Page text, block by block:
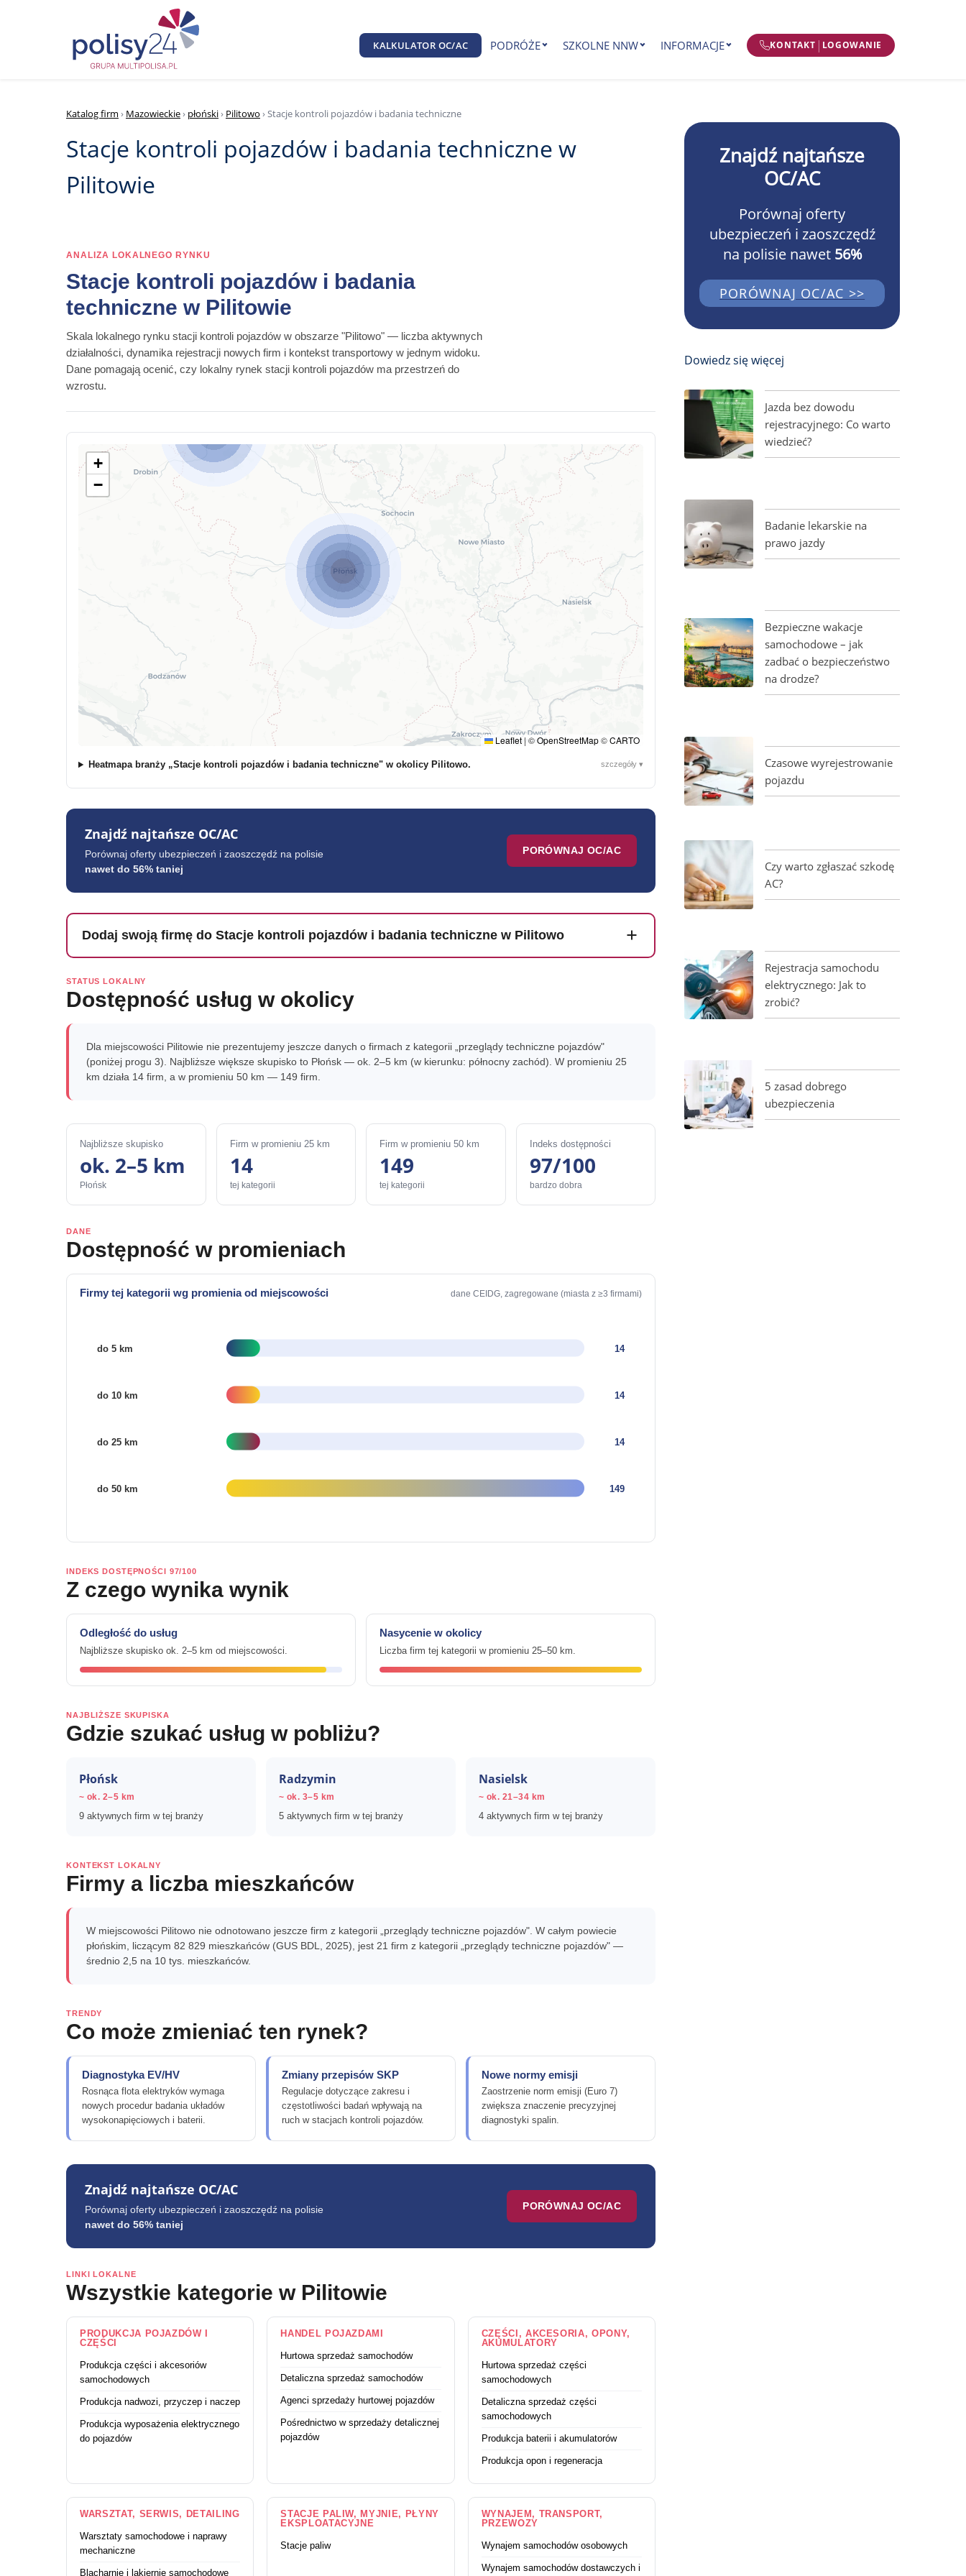
KALKULATOR OC/AC PODRÓŻE SZKOLNE NNW INFORMACJE KONTAKT | LOGOWANIE
Katalog firm › Mazowieckie› płoński› Pilitowo › Stacje kontroli pojazdów i badania techniczne
Stacje kontroli pojazdów i badania techniczne w
Pilitowie
ANALIZA LOKALNEGO RYNKU
Stacje kontroli pojazdów i badania
techniczne w Pilitowie
Skala lokalnego rynku stacji kontroli pojazdów w obszarze "Pilitowo" — liczba aktywnych
działalności, dynamika rejestracji nowych firm i kontekst transportowy w jednym widoku.
Dane pomagają ocenić, czy lokalny rynek stacji kontroli pojazdów ma przestrzeń do
wzrostu.
+
−
Leaflet | ©OpenStreetMap©CARTO
Heatmapa branży „Stacje kontroli pojazdów i badania techniczne" w okolicy Pilitowo. szczegóły ▾
Znajdź najtańsze OC/AC
Porównaj oferty ubezpieczeń i zaoszczędź na polisie
nawet do 56% taniej
PORÓWNAJ OC/AC
Dodaj swoją firmę do Stacje kontroli pojazdów i badania techniczne w Pilitowo
STATUS LOKALNY
Dostępność usług w okolicy
Dla miejscowości Pilitowie nie prezentujemy jeszcze danych o firmach z kategorii „przeglądy techniczne pojazdów"
(poniżej progu 3). Najbliższe większe skupisko to Płońsk — ok. 2–5 km (w kierunku: północny zachód). W promieniu 25
km działa 14 firm, a w promieniu 50 km — 149 firm.
Najbliższe skupisko
ok. 2–5 km
Płońsk
Firm w promieniu 25 km
14
tej kategorii
Firm w promieniu 50 km
149
tej kategorii
Indeks dostępności
97/100
bardzo dobra
DANE
Dostępność w promieniach
Firmy tej kategorii wg promienia od miejscowości dane CEIDG, zagregowane (miasta z ≥3 firmami)
INDEKS DOSTĘPNOŚCI 97/100
Z czego wynika wynik
Odległość do usług
Najbliższe skupisko ok. 2–5 km od miejscowości.
Nasycenie w okolicy
Liczba firm tej kategorii w promieniu 25–50 km.
NAJBLIŻSZE SKUPISKA
Gdzie szukać usług w pobliżu?
Płońsk
~ ok. 2–5 km
9 aktywnych firm w tej branży
Radzymin
~ ok. 3–5 km
5 aktywnych firm w tej branży
Nasielsk
~ ok. 21–34 km
4 aktywnych firm w tej branży
KONTEKST LOKALNY
Firmy a liczba mieszkańców
W miejscowości Pilitowo nie odnotowano jeszcze firm z kategorii „przeglądy techniczne pojazdów". W całym powiecie
płońskim, liczącym 82 829 mieszkańców (GUS BDL, 2025), jest 21 firm z kategorii „przeglądy techniczne pojazdów" —
średnio 2,5 na 10 tys. mieszkańców.
TRENDY
Co może zmieniać ten rynek?
Diagnostyka EV/HV
Rosnąca flota elektryków wymaga
nowych procedur badania układów
wysokonapięciowych i baterii.
Zmiany przepisów SKP
Regulacje dotyczące zakresu i
częstotliwości badań wpływają na
ruch w stacjach kontroli pojazdów.
Nowe normy emisji
Zaostrzenie norm emisji (Euro 7)
zwiększa znaczenie precyzyjnej
diagnostyki spalin.
Znajdź najtańsze OC/AC
Porównaj oferty ubezpieczeń i zaoszczędź na polisie
nawet do 56% taniej
PORÓWNAJ OC/AC
LINKI LOKALNE
Wszystkie kategorie w Pilitowie
PRODUKCJA POJAZDÓW I
CZĘŚCI
Produkcja części i akcesoriów
samochodowych
Produkcja nadwozi, przyczep i naczep
Produkcja wyposażenia elektrycznego
do pojazdów
HANDEL POJAZDAMI
Hurtowa sprzedaż samochodów
Detaliczna sprzedaż samochodów
Agenci sprzedaży hurtowej pojazdów
Pośrednictwo w sprzedaży detalicznej
pojazdów
CZĘŚCI, AKCESORIA, OPONY,
AKUMULATORY
Hurtowa sprzedaż części
samochodowych
Detaliczna sprzedaż części
samochodowych
Produkcja baterii i akumulatorów
Produkcja opon i regeneracja
WARSZTAT, SERWIS, DETAILING
Warsztaty samochodowe i naprawy
mechaniczne
Blacharnie i lakiernie samochodowe
STACJE PALIW, MYJNIE, PŁYNY
EKSPLOATACYJNE
Stacje paliw
WYNAJEM, TRANSPORT,
PRZEWOZY
Wynajem samochodów osobowych
Wynajem samochodów dostawczych i
Znajdź najtańsze
OC/AC
Porównaj oferty
ubezpieczeń i zaoszczędź
na polisie nawet 56%
PORÓWNAJ OC/AC >>
Dowiedz się więcej
Jazda bez dowodu
rejestracyjnego: Co warto
wiedzieć?
Badanie lekarskie na
prawo jazdy
Bezpieczne wakacje
samochodowe – jak
zadbać o bezpieczeństwo
na drodze?
Czasowe wyrejestrowanie
pojazdu
Czy warto zgłaszać szkodę
AC?
Rejestracja samochodu
elektrycznego: Jak to
zrobić?
5 zasad dobrego
ubezpieczenia